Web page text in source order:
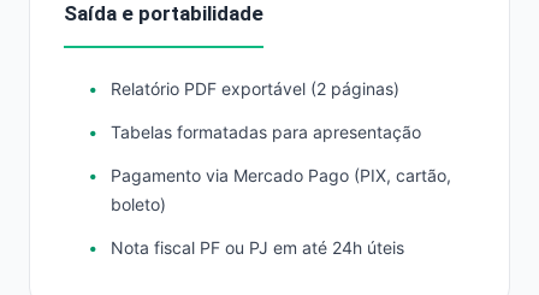
Saída e portabilidade
Relatório PDF exportável (2 páginas)
Tabelas formatadas para apresentação
Pagamento via Mercado Pago (PIX, cartão,
boleto)
Nota fiscal PF ou PJ em até 24h úteis